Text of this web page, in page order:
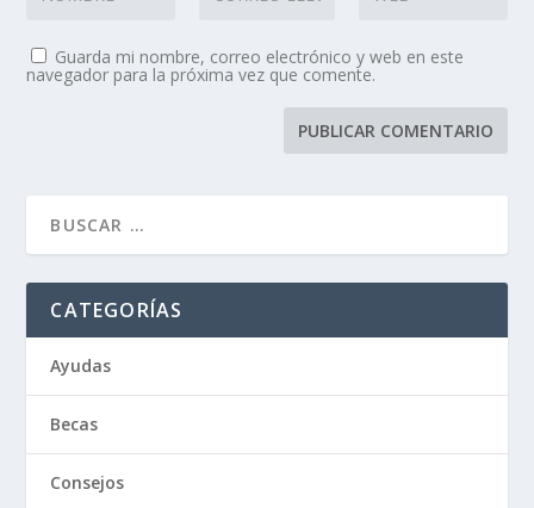
Guarda mi nombre, correo electrónico y web en este
navegador para la próxima vez que comente.
CATEGORÍAS
Ayudas
Becas
Consejos